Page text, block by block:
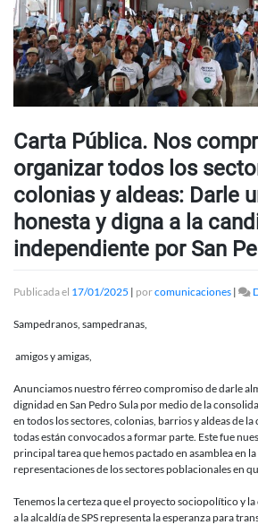
Carta Pública. Nos
organizar todos los
colonias y aldeas: Darle
honesta y digna a la
independiente por San
Publicada el 17/01/2025 | porcomunicaciones |
Sampedranos, sampedranas,
amigos y amigas,
Anunciamos nuestro férreo compromiso de darle
dignidad en San Pedro Sula por medio de la
en todos los sectores, colonias, barrios y aldeas de la
todas están convocados a formar parte. Este fue
principal tarea que hemos pactado en asamblea en
representaciones de los sectores poblacionales en
Tenemos la certeza que el proyecto sociopolítico y
a la alcaldía de SPS representa la esperanza para